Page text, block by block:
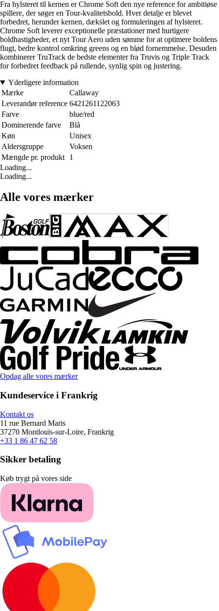
Fra hylsteret til kernen er Chrome Soft den nye reference for ambitiøse
spillere, der søger en Tour-kvalitetsbold. Hver detalje er blevet
forbedret, herunder kernen, dækslet og formuleringen af hylsteret.
Chrome Soft leverer exceptionelle præstationer med hurtigere
boldhastigheder, et nyt Tour Aero uden sømme for at optimere boldens
flugt, bedre kontrol omkring greens og en blød fornemmelse. Desuden
kombinerer TruTrack de bedste elementer fra Truvis og Triple Track
for forbedret feedback på rullende, synlig spin og justering.
Yderligere information
Mærke
Callaway
Leverandør reference 6421261122063
Farve
blue/red
Dominerende farve
Blå
Køn
Unisex
Aldersgruppe
Voksen
Mængde pr. produkt
1
Loading...
Loading...
Alle vores mærker
Opdag alle vores mærker
Kundeservice i Frankrig
Kontakt os
11 rue Bernard Maris
37270 Montlouis-sur-Loire, Frankrig
+33 1 86 47 62 58
Sikker betaling
Køb trygt på vores side